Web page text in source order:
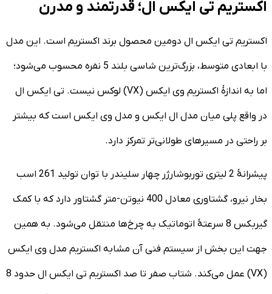
اکستریم تی ایکس ال؛ قدرتمند و مدرن
اکستریم تی ایکس ال دومین محصول برند اکستریم است. این مدل
با ابعادی متوسط، بزرگ‌ترین شاسی بلند 5 نفره محسوب می‌شود؛
اما به اندازۀ اکستریم وی ایکس (VX) لوکس نیست. تی ایکس ال
در واقع پلی میان مدل ال ایکس و مدل وی ایکس است که بیشتر
بر راحتی در مسیرهای طولانی‌تر تمرکز دارد.
پیشرانۀ 2 لیتری توربوشارژر چهار سلیندر با توان تولید 261 اسب
بخار نیرو، گشتاوری معادل 400 نیوتن-متر گشتاور دارد که با کمک
گیربکس 8 سرعتۀ اتوماتیک به چرخ‌ها منتقل می‌شود. به همین
جهت این بخش از سیستم فنی آن مشابه اکستریم مدل وی ایکس
(VX) عمل می‌کند. شتاب صفر تا صد اکستریم تی ایکس ال حدود 8